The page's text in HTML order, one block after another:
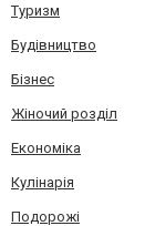
Туризм
Будівництво
Бізнес
Жіночий розділ
Економіка
Кулінарія
Подорожі